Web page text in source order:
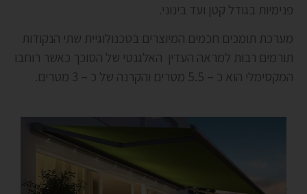
פנימיות בגודל קטן ועד בינוני.
מערכת תומכים חכמים המיוצרים בטכנולוגיית שתי הנקודות
תורמים רבות למראה העדין האלגנטי של הסוכך כאשר רוחבו
המקסימלי הוא כ – 5.5 מטרים והקרנה של כ – 3 מטרים.